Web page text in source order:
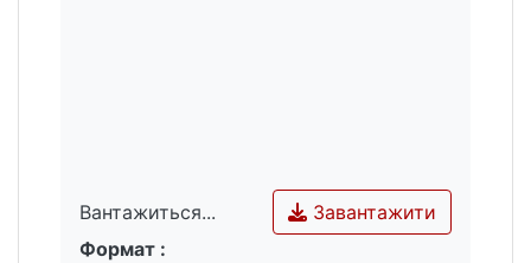
Вантажиться...
Вантажиться...
Завантажити
Формат :